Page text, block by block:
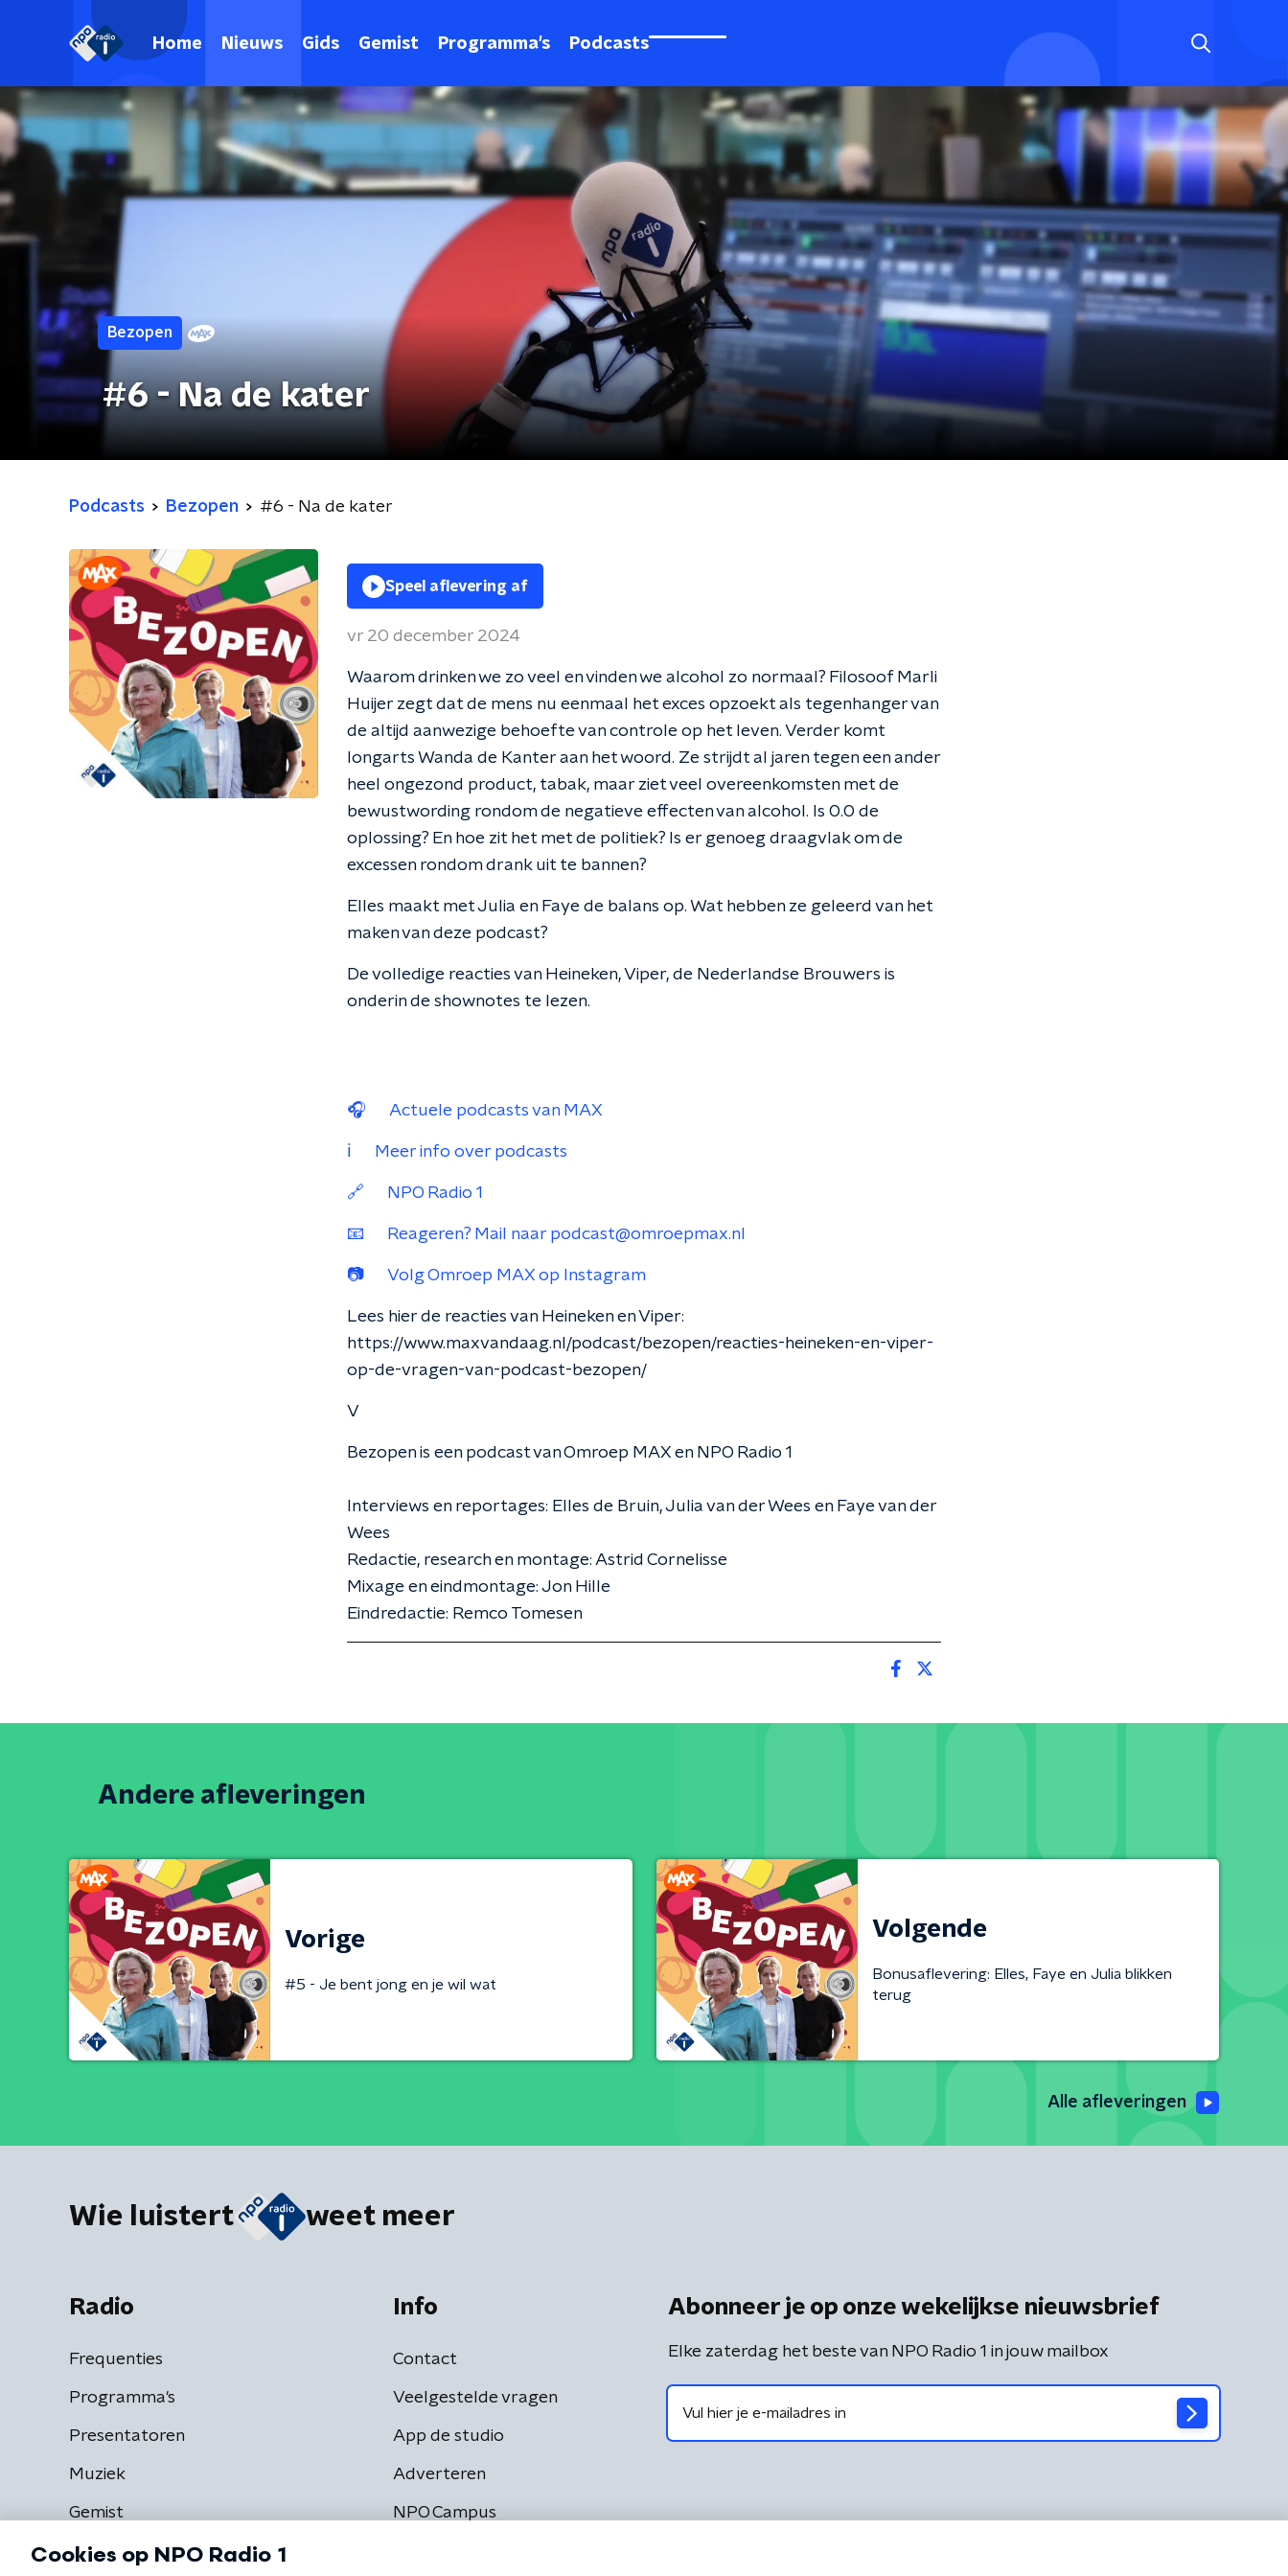
Home Nieuws Gids Gemist Programma's Podcasts
Bezopen
#6 - Na de kater
Podcasts Bezopen #6 - Na de kater
Speel aflevering af
vr 20 december 2024
Waarom drinken we zo veel en vinden we alcohol zo normaal? Filosoof Marli
Huijer zegt dat de mens nu eenmaal het exces opzoekt als tegenhanger van
de altijd aanwezige behoefte van controle op het leven. Verder komt
longarts Wanda de Kanter aan het woord. Ze strijdt al jaren tegen een ander
heel ongezond product, tabak, maar ziet veel overeenkomsten met de
bewustwording rondom de negatieve effecten van alcohol. Is 0.0 de
oplossing? En hoe zit het met de politiek? Is er genoeg draagvlak om de
excessen rondom drank uit te bannen?
Elles maakt met Julia en Faye de balans op. Wat hebben ze geleerd van het
maken van deze podcast?
De volledige reacties van Heineken, Viper, de Nederlandse Brouwers is
onderin de shownotes te lezen.
🎧 Actuele podcasts van MAX
ℹ️ Meer info over podcasts
🔗 NPO Radio 1
📧 Reageren? Mail naar podcast@omroepmax.nl
📷 Volg Omroep MAX op Instagram
Lees hier de reacties van Heineken en Viper:
https://www.maxvandaag.nl/podcast/bezopen/reacties-heineken-en-viper-
op-de-vragen-van-podcast-bezopen/
V
Bezopen is een podcast van Omroep MAX en NPO Radio 1
Interviews en reportages: Elles de Bruin, Julia van der Wees en Faye van der
Wees
Redactie, research en montage: Astrid Cornelisse
Mixage en eindmontage: Jon Hille
Eindredactie: Remco Tomesen
Andere afleveringen
Vorige
#5 - Je bent jong en je wil wat
Volgende
Bonusaflevering: Elles, Faye en Julia blikken
terug
Alle afleveringen
Wie luistert weet meer
Radio
Frequenties
Programma's
Presentatoren
Muziek
Gemist
Info
Contact
Veelgestelde vragen
App de studio
Adverteren
NPO Campus
Abonneer je op onze wekelijkse nieuwsbrief
Elke zaterdag het beste van NPO Radio 1 in jouw mailbox